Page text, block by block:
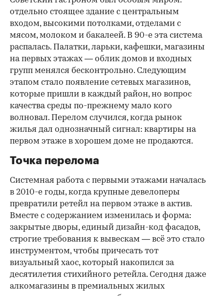
отдельно стоящее здание с центральным
входом, высокими потолками, отделами с
мясом, молоком и бакалеей. В 90-е эта система
распалась. Палатки, ларьки, кафешки, магазины
на первых этажах — облик домов и входных
групп менялся бесконтрольно. Следующим
этапом стало появление сетевых магазинов,
которые пришли в каждый район, но вопрос
качества среды по-прежнему мало кого
волновал. Перелом случился, когда рынок
жилья дал однозначный сигнал: квартиры на
первом этаже в хорошем доме не продаются.
Точка перелома
Системная работа с первыми этажами началась
в 2010-е годы, когда крупные девелоперы
превратили ретейл на первом этаже в актив.
Вместе с содержанием изменилась и форма:
закрытые дворы, единый дизайн-код фасадов,
строгие требования к вывескам — всё это стало
инструментом, чтобы причесать тот
визуальный хаос, который накопился за
десятилетия стихийного ретейла. Сегодня даже
алкомагазины в премиальных жилых